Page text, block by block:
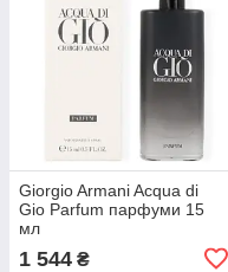
Giorgio Armani Acqua di
Gio Parfum парфуми 15
мл
1 544 ₴